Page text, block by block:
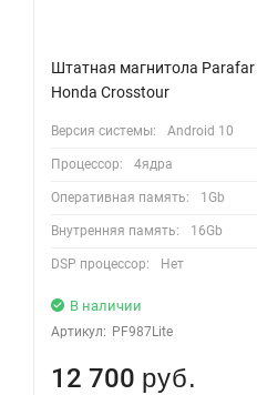
Штатная магнитола
Honda Crosstour
Версия системы: Android 10
Процессор: 4ядра
Оперативная память: 1Gb
Внутренняя память: 16Gb
DSP процессор: Нет
В наличии
Артикул: PF987Lite
12 700 руб.